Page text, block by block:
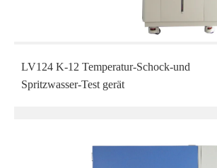
LV124 K-12 Temperatur-Schock-und
Spritzwasser-Test gerät